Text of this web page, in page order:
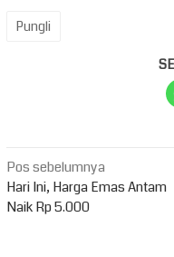
Pungli
Navigasi
pos
Pos sebelumnya
Hari Ini, Harga Emas Antam
Naik Rp 5.000